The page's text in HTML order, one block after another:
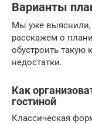
Варианты
Мы уже выяснили,
расскажем о
обустроить такую
недостатки.
Как
гостиной
Классическая